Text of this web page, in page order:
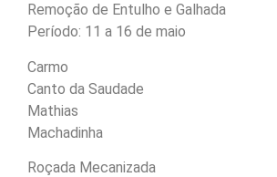
Remoção de Entulho e Galhada
Período: 11 a 16 de maio
Carmo
Canto da Saudade
Mathias
Machadinha
Roçada Mecanizada